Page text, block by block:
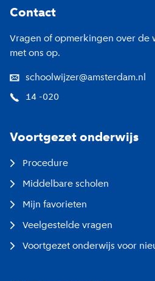
Contact
Vragen of opmerkingen over de
met ons op.
schoolwijzer@amsterdam.nl
14 -020
Voortgezet onderwijs
Procedure
Middelbare scholen
Mijn favorieten
Veelgestelde vragen
Voortgezet onderwijs voor